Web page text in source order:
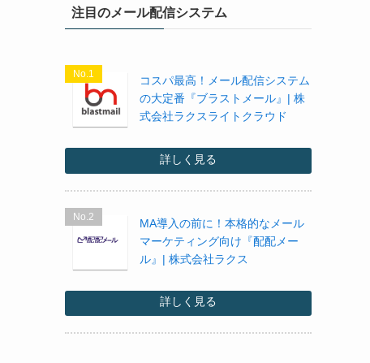
注目のメール配信システム
No.1
コスパ最高！メール配信システム
の大定番『ブラストメール』| 株
式会社ラクスライトクラウド
詳しく見る
No.2
MA導入の前に！本格的なメール
マーケティング向け『配配メー
ル』| 株式会社ラクス
詳しく見る